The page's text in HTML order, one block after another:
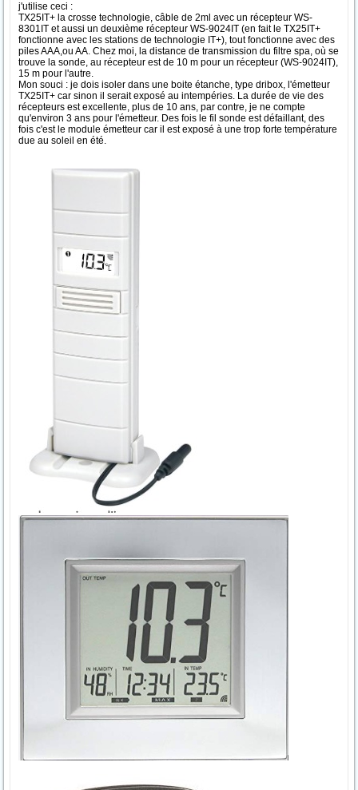
j'utilise ceci :
TX25IT+ la crosse technologie, câble de 2ml avec un récepteur WS-
8301IT et aussi un deuxième récepteur WS-9024IT (en fait le TX25IT+
fonctionne avec les stations de technologie IT+), tout fonctionne avec des
piles AAA,ou AA. Chez moi, la distance de transmission du filtre spa, où se
trouve la sonde, au récepteur est de 10 m pour un récepteur (WS-9024IT),
15 m pour l'autre.
Mon souci : je dois isoler dans une boite étanche, type dribox, l'émetteur
TX25IT+ car sinon il serait exposé au intempéries. La durée de vie des
récepteurs est excellente, plus de 10 ans, par contre, je ne compte
qu'environ 3 ans pour l'émetteur. Des fois le fil sonde est défaillant, des
fois c'est le module émetteur car il est exposé à une trop forte température
due au soleil en été.